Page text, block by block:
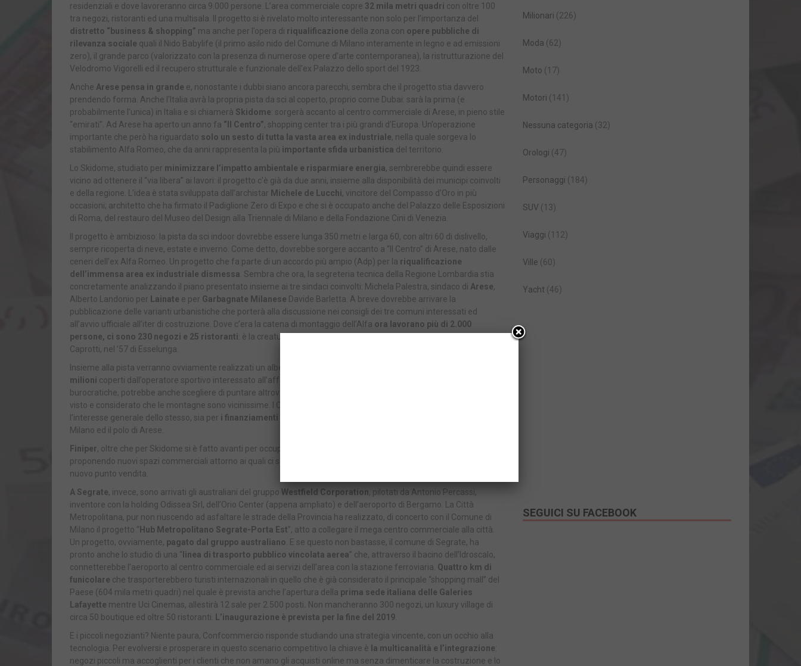
residenziali e dove lavoreranno circa 9.000 persone. L’area commerciale copre 32 mila metri quadri con oltre 100
tra negozi, ristoranti ed una multisala. Il progetto si è rivelato molto interessante non solo per l’importanza del
distretto “business & shopping” ma anche per l’opera di riqualificazione della zona con opere pubbliche di
rilevanza sociale quali il Nido Babylife (il primo asilo nido del Comune di Milano interamente in legno e ad emissioni
zero), il grande parco (valorizzato con la presenza di numerose opere d’arte contemporanea), la ristrutturazione del
Velodromo Vigorelli ed il recupero strutturale e funzionale dell’ex Palazzo dello sport del 1923.
Anche Arese pensa in grande e, nonostante i dubbi siano ancora parecchi, sembra che il progetto stia davvero
prendendo forma. Anche l’Italia avrà la propria pista da sci al coperto, proprio come Dubai: sarà la prima (e
probabilmente l’unica) in Italia e si chiamerà Skidome: sorgerà accanto al centro commerciale di Arese, in pieno stile
“emirati”. Ad Arese ha aperto un anno fa “Il Centro”, shopping center tra i più grandi d’Europa. Un’operazione
importante che però ha riguardato solo un sesto di tutta la vasta area ex industriale, nella quale sorgeva lo
stabilimento Alfa Romeo, che da anni rappresenta la più importante sfida urbanistica del territorio.
Lo Skidome, studiato per minimizzare l’impatto ambientale e risparmiare energia, sembrerebbe quindi essere
vicino ad ottenere il “via libera” ai lavori: il progetto c’è già da due anni, insieme alla disponibilità dei municipi coinvolti
e della regione. L’idea è stata sviluppata dall’archistar Michele de Lucchi, vincitore del Compasso d’Oro in più
occasioni; architetto che ha firmato il Padiglione Zero di Expo e che si è occupato anche del Palazzo delle Esposizioni
di Roma, del restauro del Museo del Design alla Triennale di Milano e della Fondazione Cini di Venezia.
Il progetto è ambizioso: la pista da sci indoor dovrebbe essere lunga 350 metri e larga 60, con altri 60 di dislivello,
sempre ricoperta di neve, estate e inverno. Come detto, dovrebbe sorgere accanto a “Il Centro” di Arese, nato dalle
ceneri dell’ex Alfa Romeo. Un progetto che fa parte di un accordo più ampio (Adp) per la riqualificazione
dell’immensa area ex industriale dismessa . Sembra che ora, la segreteria tecnica della Regione Lombardia stia
concretamente analizzando il piano presentato insieme ai tre sindaci coinvolti: Michela Palestra, sindaco di Arese,
Alberto Landonio per
Lainate e per Garbagnate Milanese Davide Barletta. A breve dovrebbe arrivare la
pubblicazione delle varianti urbanistiche che porterà alla discussione nei consigli dei tre comuni interessati ed
all’avvio ufficiale all’iter di costruzione. Dove c’era la catena di montaggio dell’Alfa ora lavorano più di 2.000
persone, ci sono 230 negozi e 25 ristoranti: è la creatura di Marco Brunelli, patron di Finiper e fondatore con
Caprotti, nel ’57 di Esselunga.
Insieme alla pista verranno ovviamente realizzati un albergo e un’area di ristoro. L’operazione in tutto vale
milioni coperti dall’operatore sportivo interessato all’affare,
burocratiche, potrebbe anche scegliere di puntare altrove. I detrattori ritengono si tratti di un progetto insensato
visto e considerato che le montagne sono vicinissime. I Comuni però sono molto interessati al progetto, sia per
l’interesse generale dello stesso, sia per i finanziamenti destinati ai trasporti pubblici
Milano ed il polo di Arese.
Finiper, oltre che per Skidome si è fatto avanti per occupare
proponendo nuovi spazi commerciali attorno ai quali ci sarebbe un forte interessamento di Ikea per l’apertura di un
nuovo punto vendita.
A Segrate, invece, sono arrivati gli australiani del gruppo Westfield Corporation , pilotati da Antonio Percassi,
inventore con la holding Odissea Srl, dell’Orio Center (appena ampliato) e dell’aeroporto di Bergamo. La Città
Metropolitana, pur non riuscendo ad asfaltare le strade della Provincia ha realizzato, di concerto con il Comune di
Milano il progetto “ Hub Metropolitano Segrate-Porta Est”, atto a collegare il mega centro commerciale alla città.
Un progetto, ovviamente, pagato dal gruppo australiano . E se questo non bastasse, il comune di Segrate, ha
pronto anche lo studio di una “ linea di trasporto pubblico vincolata aerea” che, attraverso il bacino dell’Idroscalo,
connetterebbe l’aeroporto al centro commerciale ed ai servizi dell’area con la stazione ferroviaria. Quattro km di
funicolare che trasporterebbero turisti internazionali in quello che è già considerato il principale “shopping mall” del
Paese (604 mila metri quadri) nel quale è prevista anche l’apertura della prima sede italiana delle Galeries
Lafayette mentre Uci Cinemas, allestirà 12 sale per 2.500 posti
Non mancheranno 300 negozi, un luxury village di
circa 50 boutique ed oltre 50 ristoranti.
L’inaugurazione è prevista per la fine del 2019
E i piccoli negozianti? Niente paura, Confcommercio risponde studiando una strategia vincente, con un occhio alla
tecnologia. Per evolversi e prosperare in questo scenario competitivo la chiave è la multicanalità e l’integrazione:
negozi piccoli ma accoglienti per i clienti che non amano gli acquisti online ma senza dimenticare la costruzione e lo
Milionari (226)
Moda (62)
Moto (17)
Motori (141)
Nessuna categoria (32)
Orologi (47)
Personaggi (184)
SUV (13)
Viaggi (112)
Ville (60)
Yacht (46)
SEGUICI SU FACEBOOK